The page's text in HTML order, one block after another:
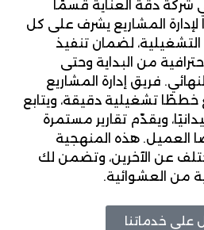
شركة دقة العناية قسمًا
المشاريع يشرف على كل
التشغيلية، لضمان تنفيذ
من البداية وحتى
فريق إدارة المشاريع
خططًا تشغيلية دقيقة، ويتابع
ويقدّم تقارير مستمرة
العميل. هذه المنهجية
عن الآخرين، وتضمن لك
من العشوائية.
علي خدماتنا